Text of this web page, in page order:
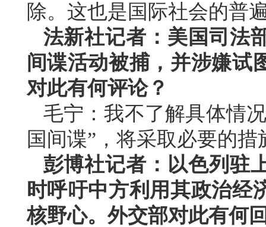
除。这也是国际社会的普
法新社记者：美国司法
间谍活动被捕，并涉嫌试
对此有何评论？
毛宁：我不了解具体情
国间谍”，将采取必要的
彭博社记者：以色列驻
时呼吁中方利用其政治经
核野心。外交部对此有何